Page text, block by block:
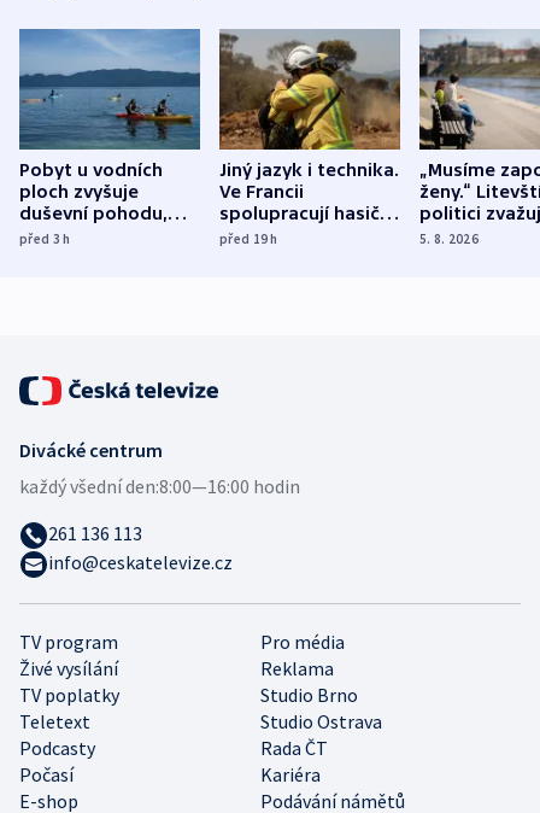
Pobyt u vodních
ploch zvyšuje
duševní pohodu,
ukázala
před 3h
Jiný jazyk i technika.
Ve Francii
spolupracují hasiči z
různých zemí
před 19h
„Musíme
ženy.“
politici
dohodu o
5. 8. 2026
TV program
Pro média
Živé vysílání
Reklama
TV poplatky
Studio Brno
Teletext
Studio Ostrava
Podcasty
Rada ČT
Počasí
Kariéra
E-shop
Podávání námětů
Divácké centrum
každý všední den:8:00—16:00 hodin
261 136 113
info@ceskatelevize.cz